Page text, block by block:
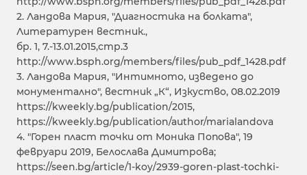
2. Ландова Мария, "Диагностика на болката",
Литературен вестник.,
бр. 1, 7.-13.01.2015,стр.3
http://www.bsph.org/members/files/pub_pdf_1428.pdf
3. Ландова Мария, "Интимното, изведено до
монументално", вестник „К“, Изкуство, 08.02.2019
https://kweekly.bg/publication/2015,
https://kweekly.bg/publication/author/marialandova
4. "Горен пласт точки от Моника Попова", 19
февруари 2019, Белослава Димитрова;
https://seen.bg/article/1-koy/2939-goren-plast-tochki-